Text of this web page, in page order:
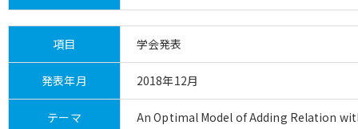
項目 学会発表
発表年月 2018年12月
テーマ An Optimal Model of Adding Relation